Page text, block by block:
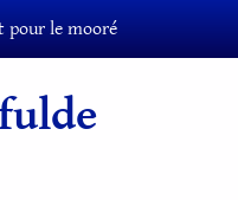
pour le mooré